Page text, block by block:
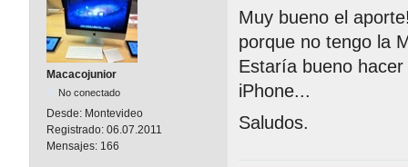
Macacojunior
No conectado
Desde: Montevideo
Registrado: 06.07.2011
Mensajes: 166
Muy bueno el
porque no tengo la
Estaría bueno
iPhone...
Saludos.